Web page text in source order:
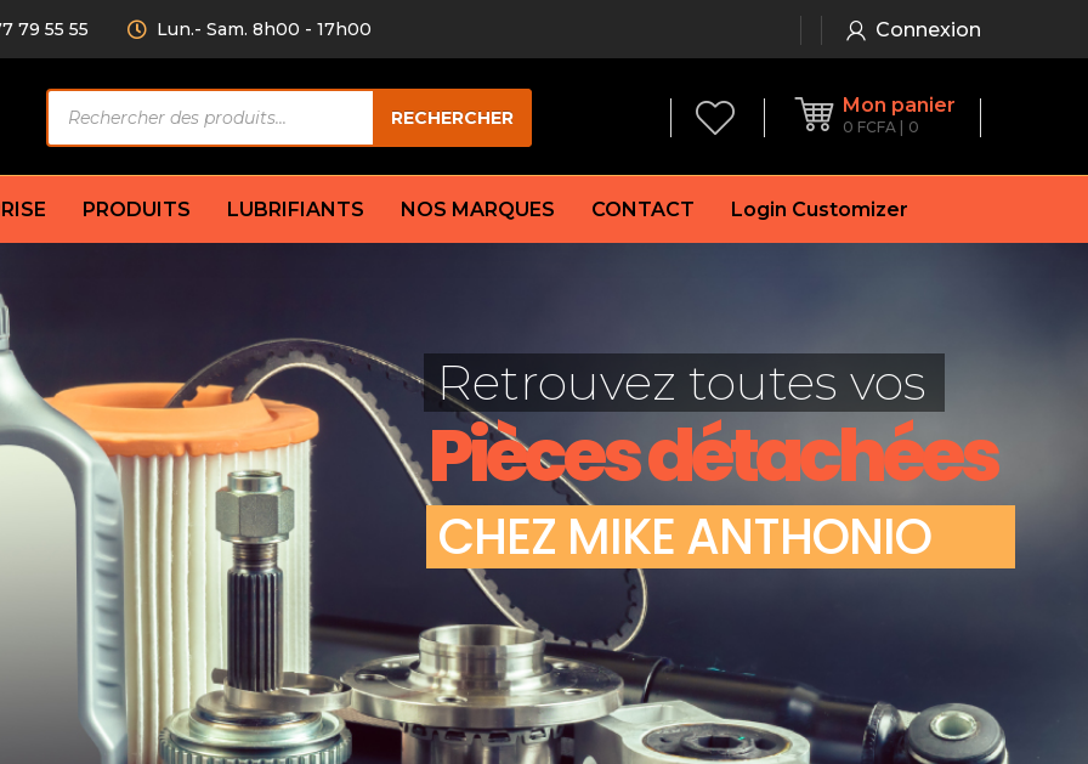
79 55 55 Lun.- Sam. 8h00 - 17h00 Connexion
de
produits
RECHERCHER
Mon panier
0 FCFA 0
AV/AR
amortisseur
Compresseur
Condenseur
Électrovanne
Évaporateur
Mano
Thermostat d’eau
Sonde de température
Garniture
Flexible de frein
Huile de frein
Mâchoires de frein
Jeu de plaquettes de frein
Démarreur
Feu arrière
PRODUITS LUBRIFIANTS NOS MARQUES CONTACT Login Customizer
Pièces détachées
CHEZ MIKEANTHONIO
Retrouvez toutes vos